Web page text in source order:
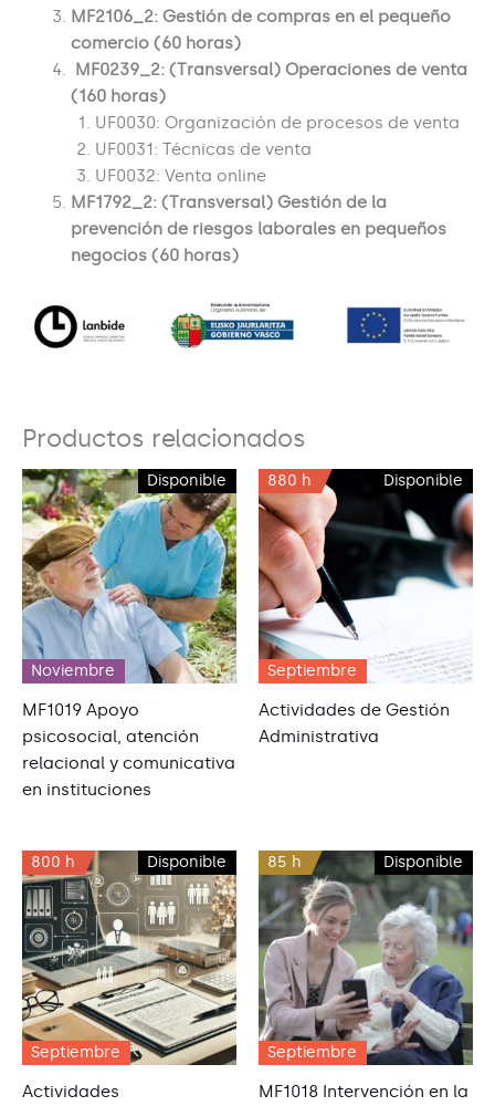
MF2106_2: Gestión de compras en el pequeño
comercio (60 horas)
MF0239_2: (Transversal) Operaciones de venta
(160 horas)
UF0030: Organización de procesos de venta
UF0031: Técnicas de venta
UF0032: Venta online
MF1792_2: (Transversal) Gestión de la
prevención de riesgos laborales en pequeños
negocios (60 horas)
Productos relacionados
Noviembre
Disponible
MF1019 Apoyo
psicosocial, atención
relacional y comunicativa
en instituciones
880 h
Septiembre
Disponible
Actividades de Gestión
Administrativa
Septiembre
Disponible
800 h
Actividades
85 h
Septiembre
Disponible
MF1018 Intervención en la